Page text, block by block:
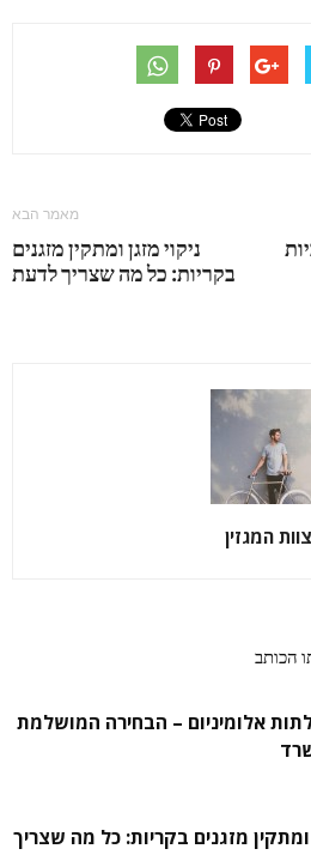
מאמר הבא
ניקוי מזגן ומתקין מזגנים
בקריות: כל מה שצריך לדעת
צוות המגזין
הכותב
אלומיניום – הבחירה המושלמת
ומתקין מזגנים בקריות: כל מה שצריך